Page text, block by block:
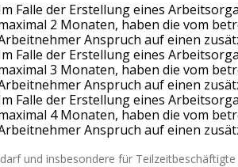
Falle der Erstellung eines
2 Monaten, haben die vom
Anspruch auf einen
Falle der Erstellung eines
3 Monaten, haben die vom
Anspruch auf einen
Falle der Erstellung eines
4 Monaten, haben die vom
Anspruch auf einen
und insbesondere für